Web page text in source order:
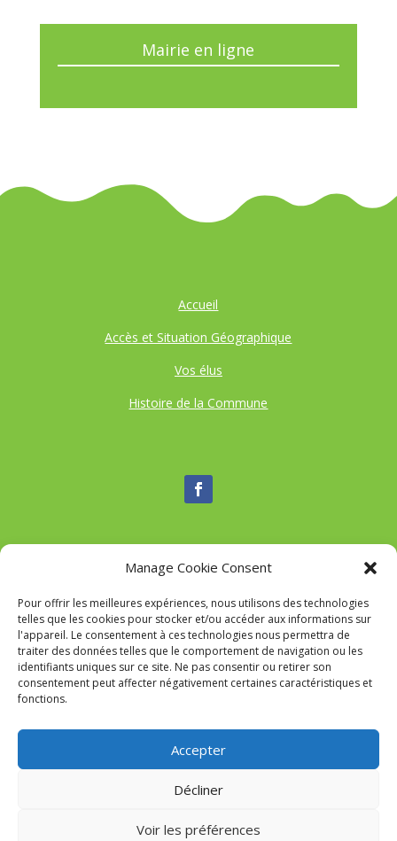
Manage Cookie Consent
Pour offrir les meilleures expériences, nous utilisons des technologies
telles que les cookies pour stocker et/ou accéder aux informations sur
l'appareil. Le consentement à ces technologies nous permettra de
traiter des données telles que le comportement de navigation ou les
identifiants uniques sur ce site. Ne pas consentir ou retirer son
consentement peut affecter négativement certaines caractéristiques et
fonctions.
Accepter
Décliner
Voir les préférences
Mairie en ligne
Accueil
Accès et Situation Géographique
Vos élus
Histoire de la Commune
Nous contacter
Tél :04 95 52 84 88
Mail:commune-de-tavaco@orange.fr
Adresse :Figarella 20167 TAVACO